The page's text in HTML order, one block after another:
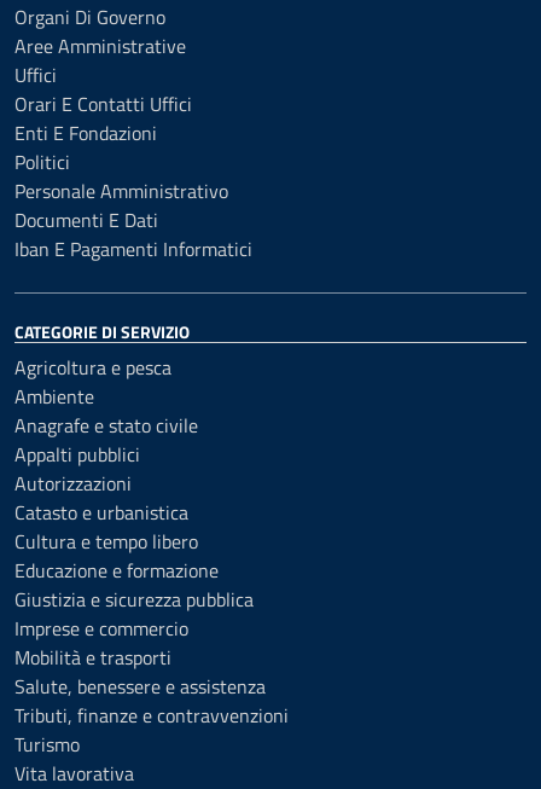
Organi Di Governo
Aree Amministrative
Uffici
Orari E Contatti Uffici
Enti E Fondazioni
Politici
Personale Amministrativo
Documenti E Dati
Iban E Pagamenti Informatici
CATEGORIE DI SERVIZIO
Agricoltura e pesca
Ambiente
Anagrafe e stato civile
Appalti pubblici
Autorizzazioni
Catasto e urbanistica
Cultura e tempo libero
Educazione e formazione
Giustizia e sicurezza pubblica
Imprese e commercio
Mobilità e trasporti
Salute, benessere e assistenza
Tributi, finanze e contravvenzioni
Turismo
Vita lavorativa